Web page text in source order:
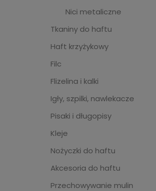
Nici metaliczne
Tkaniny do haftu
Haft krzyżykowy
Filc
Flizelina i kalki
Igły, szpilki, nawlekacze
Pisaki i długopisy
Kleje
Nożyczki do haftu
Akcesoria do haftu
Przechowywanie mulin